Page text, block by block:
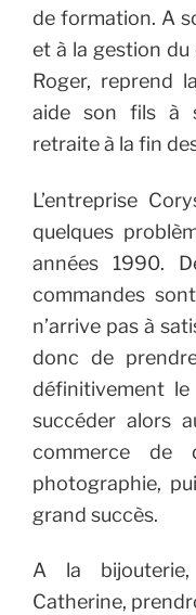
de formation. A
et à la gestion du
Roger, reprend
aide son fils à
retraite à la fin
L’entreprise
quelques
années 1990.
commandes
n’arrive pas à
donc de
définitivement
succéder alors
commerce de
photographie,
grand succès.
A la
Catherine,